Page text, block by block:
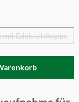
mit Edelstahlkappe
(Diese Option ist